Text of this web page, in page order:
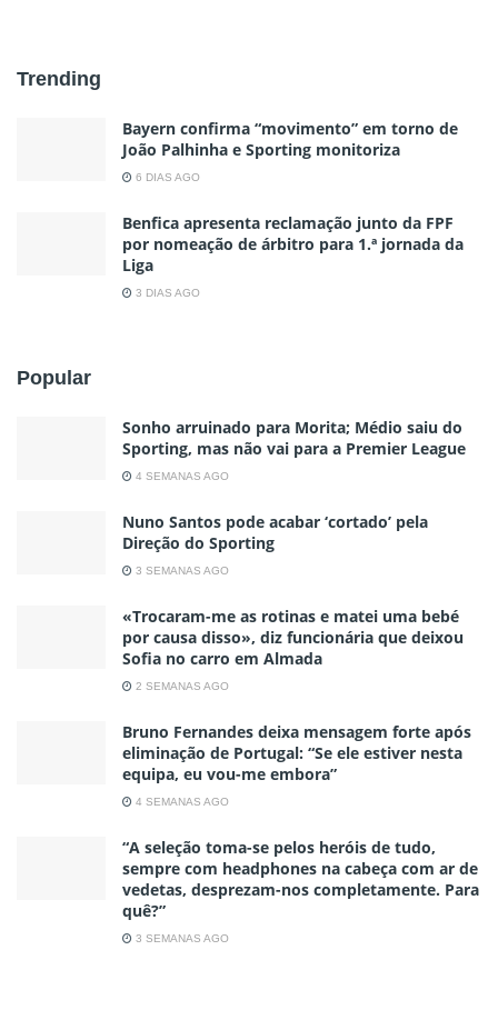
Trending
Bayern confirma “movimento” em torno de
João Palhinha e Sporting monitoriza
6 DIAS AGO
Benfica apresenta reclamação junto da FPF
por nomeação de árbitro para 1.ª jornada da
Liga
3 DIAS AGO
Popular
Sonho arruinado para Morita; Médio saiu do
Sporting, mas não vai para a Premier League
4 SEMANAS AGO
Nuno Santos pode acabar ‘cortado’ pela
Direção do Sporting
3 SEMANAS AGO
«Trocaram-me as rotinas e matei uma bebé
por causa disso», diz funcionária que deixou
Sofia no carro em Almada
2 SEMANAS AGO
Bruno Fernandes deixa mensagem forte após
eliminação de Portugal: “Se ele estiver nesta
equipa, eu vou-me embora”
4 SEMANAS AGO
“A seleção toma-se pelos heróis de tudo,
sempre com headphones na cabeça com ar de
vedetas, desprezam-nos completamente. Para
quê?”
3 SEMANAS AGO